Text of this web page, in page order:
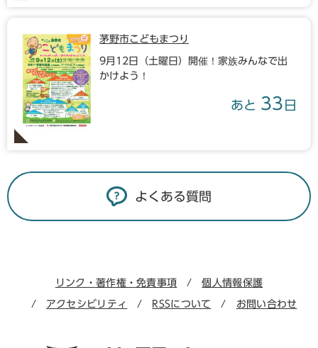
茅野市こどもまつり
9月12日（土曜日）開催！家族みんなで出
かけよう！
あと 33 日
よくある質問
リンク・著作権・免責事項 個人情報保護
アクセシビリティ RSSについて お問い合わせ